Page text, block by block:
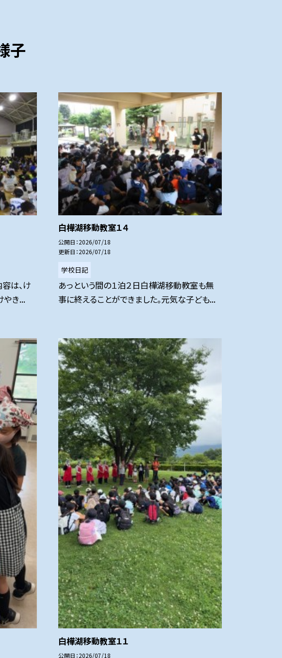
子
は、け
やき...
白樺湖移動教室１４
公開日 2026/07/18
更新日 2026/07/18
学校日記
あっという間の１泊２日白樺湖移動教室も無
事に終えることができました。元気な子ども...
白樺湖移動教室１１
公開日 2026/07/18